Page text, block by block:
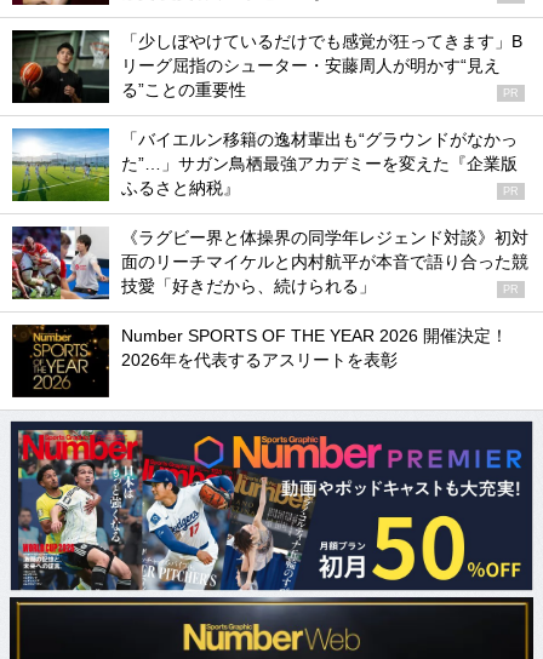
「少しぼやけているだけでも感覚が狂ってきます」B
リーグ屈指のシューター・安藤周人が明かす“見え
る”ことの重要性
PR
「バイエルン移籍の逸材輩出も“グラウンドがなかっ
た”…」サガン鳥栖最強アカデミーを変えた『企業版
ふるさと納税』
PR
《ラグビー界と体操界の同学年レジェンド対談》初対
面のリーチマイケルと内村航平が本音で語り合った競
技愛「好きだから、続けられる」
PR
Number SPORTS OF THE YEAR 2026 開催決定！
2026年を代表するアスリートを表彰